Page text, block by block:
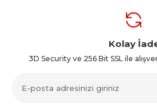
Kolay
3D Security ve 256 Bit SSL ile